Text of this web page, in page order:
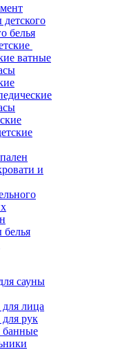
белья
ватные
и
сауны
лица
рук
банные